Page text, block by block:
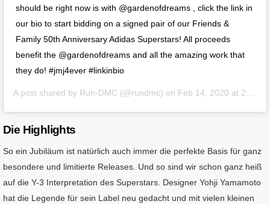
should be right now is with @gardenofdreams , click the link in
our bio to start bidding on a signed pair of our Friends &
Family 50th Anniversary Adidas Superstars! All proceeds
benefit the @gardenofdreams and all the amazing work that
they do! #jmj4ever #linkinbio
A post shared by Run-DMC (@rundmc) on Feb 14, 2020 at 2:22pm PST
Die Highlights
So ein Jubiläum ist natürlich auch immer die perfekte Basis für ganz
besondere und limitierte Releases. Und so sind wir schon ganz heiß
auf die Y-3 Interpretation des Superstars. Designer Yohji Yamamoto
hat die Legende für sein Label neu gedacht und mit vielen kleinen